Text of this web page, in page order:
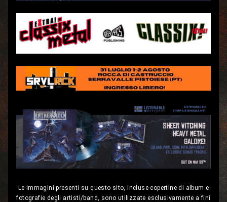
Le immagini presenti su questo sito, incluse copertine di album e
fotografie degli artisti/band, sono utilizzate esclusivamente a fini